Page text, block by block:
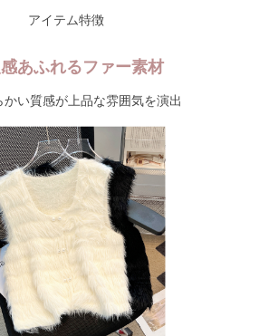
アイテム特徴
あふれるファー素材
かい質感が上品な雰囲気を演出